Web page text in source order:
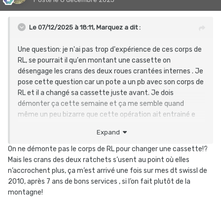
Le 07/12/2025 à 18:11, Marquez a dit :
Une question: je n'ai pas trop d'expérience de ces corps de
RL, se pourrait il qu'en montant une cassette on
désengage les crans des deux roues crantées internes . Je
pose cette question car un pote a un pb avec son corps de
RL et il a changé sa cassette juste avant. Je dois
démonter ça cette semaine et ça me semble quand
même un peu bizarre que cette opération ait entrainé e
Expand
On ne démonte pas le corps de RL pour changer une cassette!?
Mais les crans des deux ratchets s’usent au point où elles
n’accrochent plus, ça m’est arrivé une fois sur mes dt swissl de
2010, après 7 ans de bons services , si l’on fait plutôt de la
montagne!